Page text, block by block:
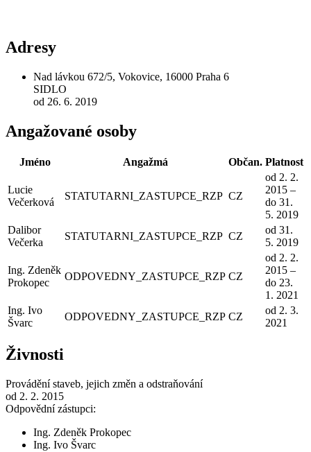
Adresy
Nad lávkou 672/5, Vokovice, 16000 Praha 6
SIDLO
od 26. 6. 2019
Angažované osoby
Jméno Angažmá Občan. Platnost
Lucie
Večerková
STATUTARNI_ZASTUPCE_RZP CZ
od 2. 2.
2015 –
do 31.
5. 2019
Dalibor
Večerka
STATUTARNI_ZASTUPCE_RZP CZ
od 31.
5. 2019
Ing. Zdeněk
Prokopec
ODPOVEDNY_ZASTUPCE_RZP CZ
od 2. 2.
2015 –
do 23.
1. 2021
Ing. Ivo
Švarc
ODPOVEDNY_ZASTUPCE_RZP CZ
od 2. 3.
2021
Živnosti
Provádění staveb, jejich změn a odstraňování
od 2. 2. 2015
Odpovědní zástupci:
Ing. Zdeněk Prokopec
Ing. Ivo Švarc